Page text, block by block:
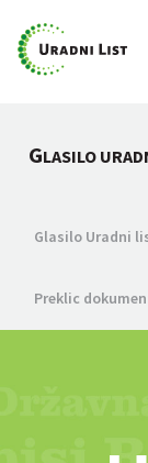
GLASILO
Glasilo Uradni
Preklic